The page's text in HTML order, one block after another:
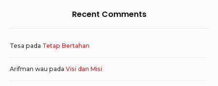
Recent Comments
Tesa pada Tetap Bertahan
Arifman wau pada Visi dan Misi